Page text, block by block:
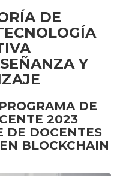
DE
Y
DE
2023
DE DOCENTES
BLOCKCHAIN